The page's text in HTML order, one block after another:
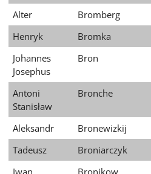
Alter Bromberg
Henryk
Bromka
Johannes
Josephus
Bron
Antoni
Stanisław
Bronche
Aleksandr Bronewizkij
Tadeusz
Broniarczyk